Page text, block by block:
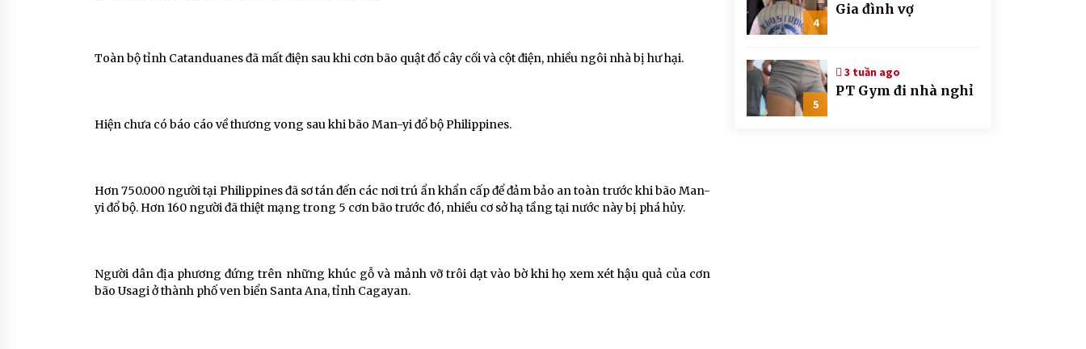
Toàn bộ tỉnh Catanduanes đã mất điện sau khi cơn bão quật đổ cây cối và cột điện, nhiều ngôi nhà bị hư hại.
Hiện chưa có báo cáo về thương vong sau khi bão Man-yi đổ bộ Philippines.
Hơn 750.000 người tại Philippines đã sơ tán đến các nơi trú ẩn khẩn cấp để đảm bảo an toàn trước khi bão Man-
yi đổ bộ. Hơn 160 người đã thiệt mạng trong 5 cơn bão trước đó, nhiều cơ sở hạ tầng tại nước này bị phá hủy.
Người dân địa phương đứng trên những khúc gỗ và mảnh vỡ trôi dạt vào bờ khi họ xem xét hậu quả của cơn
bão Usagi ở thành phố ven biển Santa Ana, tỉnh Cagayan.
4
Gia đình vợ
5
3 tuần ago
PT Gym đi nhà nghỉ